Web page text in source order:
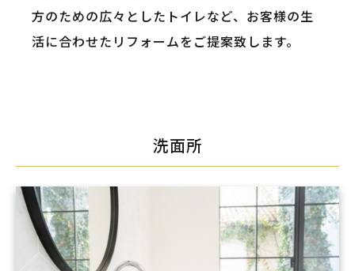
方のための広々としたトイレなど、お客様の生
活に合わせたリフォームをご提案致します。
洗面所